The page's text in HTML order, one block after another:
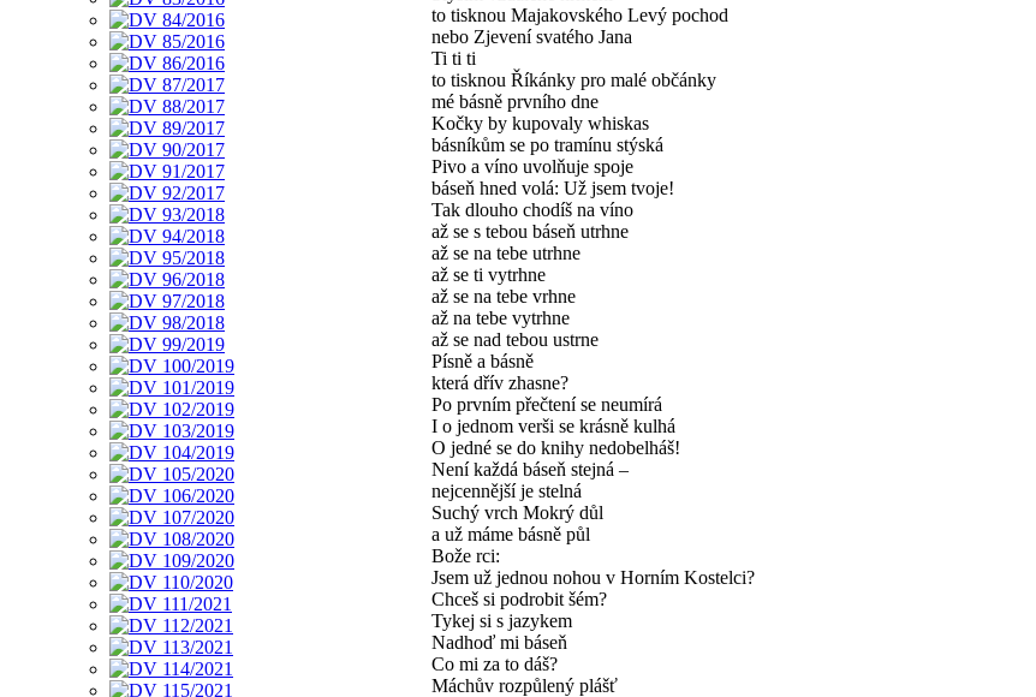
to tisknou Majakovského Levý pochod
nebo Zjevení svatého Jana
Ti ti ti
to tisknou Říkánky pro malé občánky
mé básně prvního dne
Kočky by kupovaly whiskas
básníkům se po tramínu stýská
Pivo a víno uvolňuje spoje
báseň hned volá: Už jsem tvoje!
Tak dlouho chodíš na víno
až se s tebou báseň utrhne
až se na tebe utrhne
až se ti vytrhne
až se na tebe vrhne
až na tebe vytrhne
až se nad tebou ustrne
Písně a básně
která dřív zhasne?
Po prvním přečtení se neumírá
I o jednom verši se krásně kulhá
O jedné se do knihy nedobelháš!
Není každá báseň stejná –
nejcennější je stelná
Suchý vrch Mokrý důl
a už máme básně půl
Bože rci:
Jsem už jednou nohou v Horním Kostelci?
Chceš si podrobit šém?
Tykej si s jazykem
Nadhoď mi báseň
Co mi za to dáš?
Máchův rozpůlený plášť